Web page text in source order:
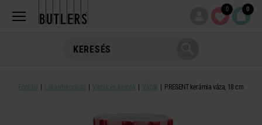
0 0
Főoldal Lakásdekoráció Vázák és kaspók Vázák PRESENT kerámia váza, 18 cm